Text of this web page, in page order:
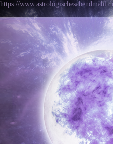
https://